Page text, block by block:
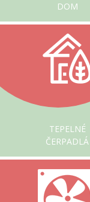
DOM
TEPELNÉ
ČERPADLÁ